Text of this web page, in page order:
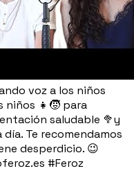
voz a los niños
niños 👧🧒 para
saludable 🥦y
Te recomendamos
desperdicio. 😉
#Feroz